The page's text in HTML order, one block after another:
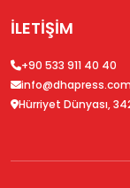
İLETİŞİM
+90 533 911 40 40
info@dhapress.com
Hürriyet Dünyası,